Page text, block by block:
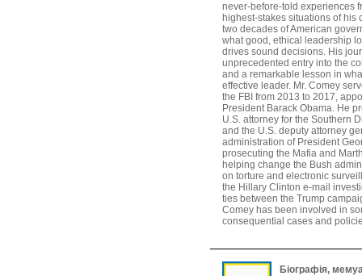
never-before-told experiences
highest-stakes situations of his
two decades of American
what good, ethical leadership
drives sound decisions. His
unprecedented entry into the
and a remarkable lesson in
effective leader. Mr. Comey
the FBI from 2013 to 2017,
President Barack Obama. He
U.S. attorney for the Southern
and the U.S. deputy attorney
administration of President
prosecuting the Mafia and
helping change the Bush
on torture and electronic
the Hillary Clinton e-mail
ties between the Trump
Comey has been involved in
consequential cases and
Біографія,